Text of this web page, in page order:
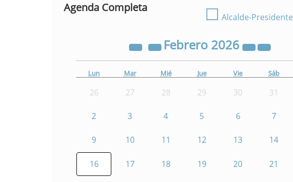
Agenda Completa ☐ Alcalde-Presidente
Febrero 2026
Lun Mar Mié Jue Vie Sáb
26 27 28 29 30 31
2 3 4 5 6 7
9 10 11 12 13 14
16 17 18 19 20 21